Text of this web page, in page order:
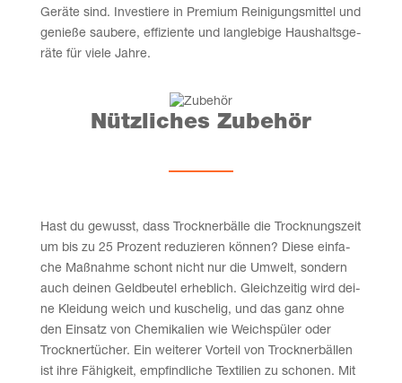
Gerä­te sind. Inves­tie­re in Pre­mi­um Rei­ni­gungs­mit­tel und
genie­ße sau­be­re, effi­zi­en­te und lang­le­bi­ge Haus­halts­ge­
rä­te für vie­le Jahre.
Nütz­li­ches Zubehör
Hast du gewusst, dass Trock­ner­bäl­le die Trock­nungs­zeit
um bis zu 25 Pro­zent redu­zie­ren kön­nen? Die­se ein­fa­
che Maß­nah­me schont nicht nur die Umwelt, son­dern
auch dei­nen Geld­beu­tel erheb­lich. Gleich­zei­tig wird dei­
ne Klei­dung weich und kusche­lig, und das ganz ohne
den Ein­satz von Che­mi­ka­li­en wie Weich­spü­ler oder
Trock­ner­tü­cher. Ein wei­te­rer Vor­teil von Trock­ner­bäl­len
ist ihre Fähig­keit, emp­find­li­che Tex­ti­li­en zu scho­nen. Mit